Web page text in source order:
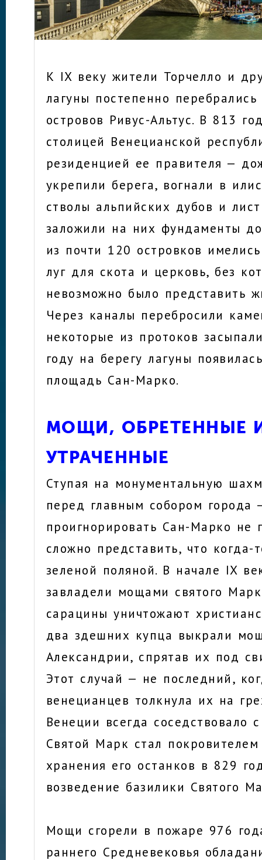
К IX веку жители Торчелло и
лагуны постепенно
островов Ривус-Альтус. В 813
столицей Венецианской
резиденцией ее правителя —
укрепили берега, вогнали в
стволы альпийских дубов и
заложили на них фундаменты
из почти 120 островков
луг для скота и церковь, без
невозможно было представить
Через каналы перебросили
некоторые из протоков
году на берегу лагуны
площадь Сан-Марко.
МОЩИ, ОБРЕТЕННЫЕ
УТРАЧЕННЫЕ
Ступая на монументальную
перед главным собором города
проигнорировать Сан-Марко не
сложно представить, что когда-
зеленой поляной. В начале IX
завладели мощами святого
сарацины уничтожают
два здешних купца выкрали
Александрии, спрятав их под
Этот случай — не последний,
венецианцев толкнула их на
Венеции всегда соседствовало
Святой Марк стал
хранения его останков в 829
возведение базилики Святого
Мощи сгорели в пожаре 976
раннего Средневековья